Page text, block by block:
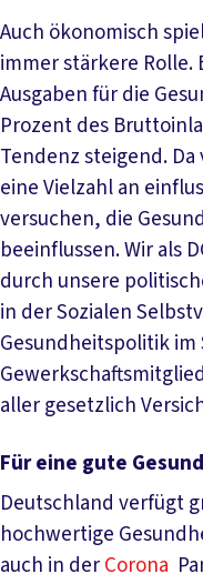
Auch ökonomisch
immer stärkere
Ausgaben für die
Prozent des
Tendenz steigend.
eine Vielzahl an
versuchen, die
beeinflussen. Wir als
durch unsere
in der Sozialen
Gesundheitspolitik im
aller gesetzlich
Für eine gute
Deutschland verfügt
hochwertige
auch in derCorona